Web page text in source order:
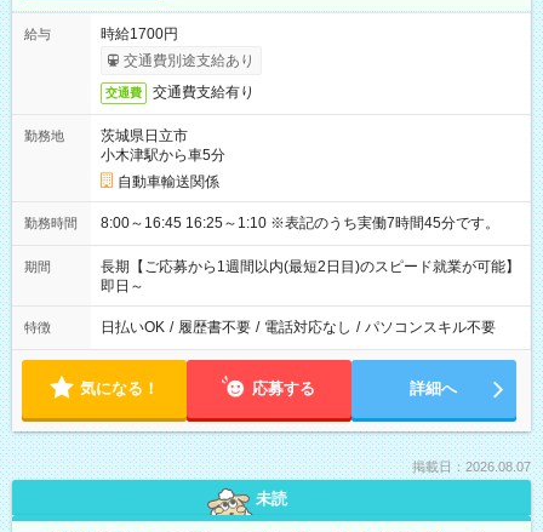
給与
時給1700円
交通費別途支給あり
交通費 交通費支給有り
勤務地
茨城県日立市
小木津駅から車5分
自動車輸送関係
勤務時間 8:00～16:45 16:25～1:10 ※表記のうち実働7時間45分です。
期間
長期【ご応募から1週間以内(最短2日目)のスピード就業が可能】
即日～
特徴 日払いOK / 履歴書不要 / 電話対応なし / パソコンスキル不要
気になる！ 応募する 詳細へ
掲載日：2026.08.07
未読